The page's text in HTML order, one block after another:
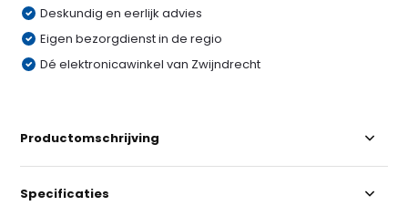
Deskundig en eerlijk advies
Eigen bezorgdienst in de regio
Dé elektronicawinkel van Zwijndrecht
Productomschrijving
Specificaties